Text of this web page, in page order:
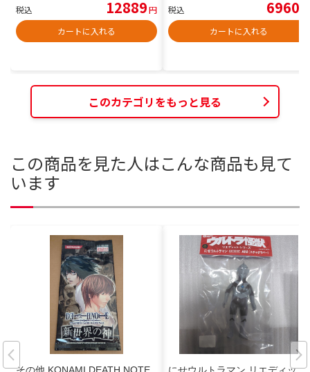
税込 12889円
カートに入れる
税込 6960
カートに入れる
このカテゴリをもっと見る
この商品を見た人はこんな商品も見て
います